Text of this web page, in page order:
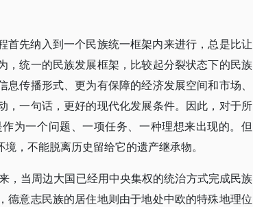
先纳入到一个民族统一框架内来进行，总是比让
统一的民族发展框架，比较起分裂状态下的民族
传播形式、更为有保障的经济发展空间和市场、
一句话，更好的现代化发展条件。因此，对于所
为一个问题、一项任务、一种理想来出现的。但
，不能脱离历史留给它的遗产继承物。
，当周边大国已经用中央集权的统治方式完成民族
意志民族的居住地则由于地处中欧的特殊地理位